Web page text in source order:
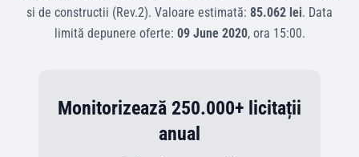
si de constructii (Rev.2). Valoare estimată: 85.062 lei. Data
limită depunere oferte: 09 June 2020, ora 15:00.
Monitorizează 250.000+ licitații
anual